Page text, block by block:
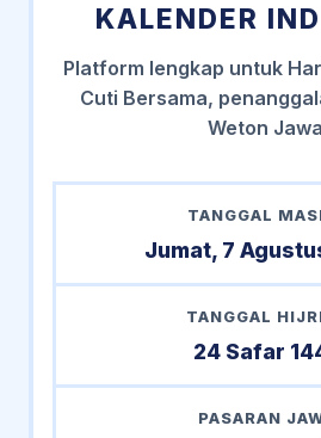
KALENDER
Platform lengkap untuk
Cuti Bersama,
Weton
TANGGAL
Jumat, 7
TANGGAL
24 Safar
PASARAN